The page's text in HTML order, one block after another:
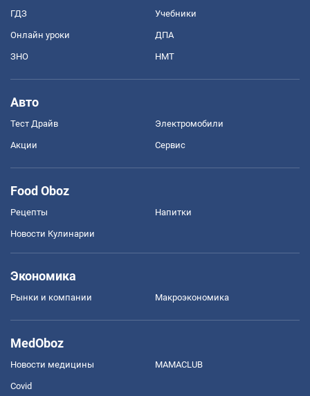
ГДЗ Учебники
Онлайн уроки ДПА
ЗНО НМТ
Авто
Тест Драйв Электромобили
Акции Сервис
Food Oboz
Рецепты Напитки
Новости Кулинарии
Экономика
Рынки и компании Mакроэкономика
MedOboz
Новости медицины MAMACLUB
Covid